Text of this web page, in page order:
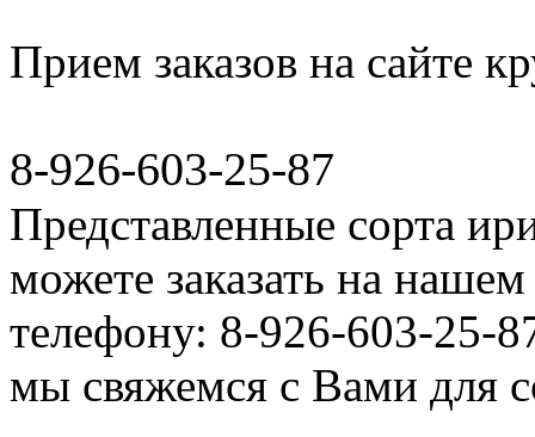
Прием заказов на сайте
8-926-603-25-87
Представленные сорта
можете заказать на
телефону: 8-926-603-25-
мы свяжемся с Вами для